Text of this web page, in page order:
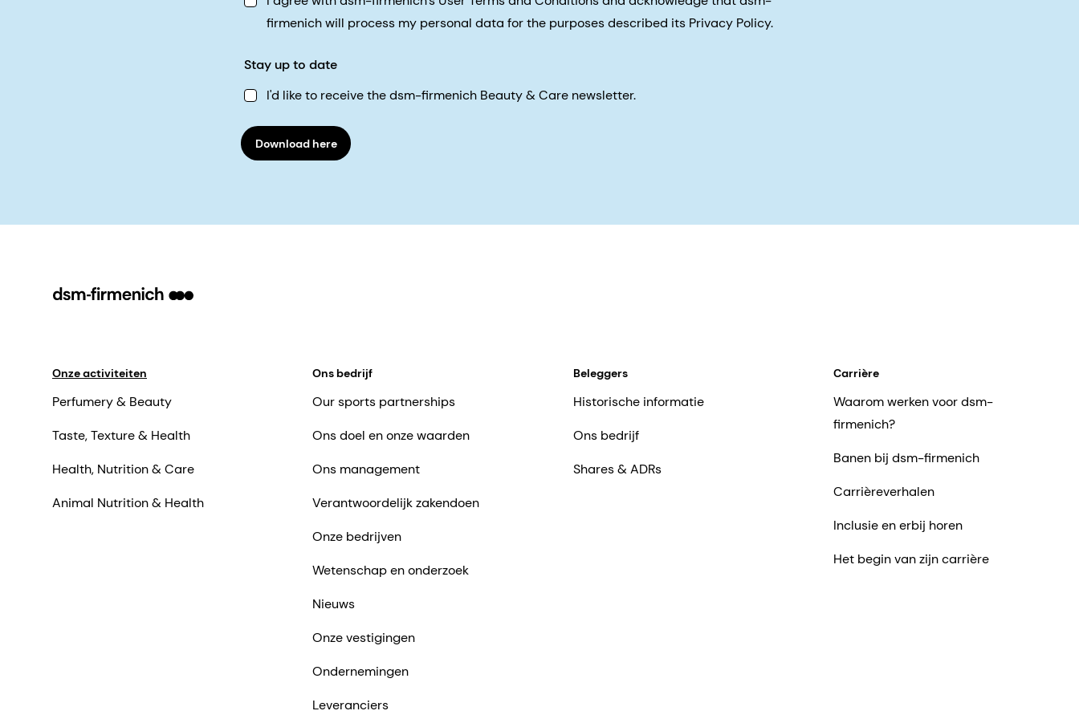
firmenich will process my personal data for the purposes described its Privacy Policy.
Stay up to date
I'd like to receive the dsm-firmenich Beauty & Care newsletter.
Download here
Onze activiteiten
Perfumery & Beauty
Taste, Texture & Health
Health, Nutrition & Care
Animal Nutrition & Health
Ons bedrijf
Our sports partnerships
Ons doel en onze waarden
Ons management
Verantwoordelijk zakendoen
Onze bedrijven
Wetenschap en onderzoek
Nieuws
Onze vestigingen
Ondernemingen
Leveranciers
Beleggers
Historische informatie
Ons bedrijf
Shares & ADRs
Carrière
Waarom werken voor dsm-
firmenich?
Banen bij dsm-firmenich
Carrièreverhalen
Inclusie en erbij horen
Het begin van zijn carrière